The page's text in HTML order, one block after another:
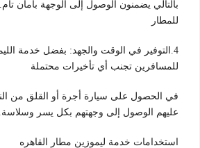
بالتالي يضمنون الوصول إلى الوجهة بأمان
للمطار
4.التوفير في الوقت والجهد: بفضل خدمة
للمسافرين تجنب أي تأخيرات محتملة
في الحصول على سيارة أجرة أو القلق من
عليهم الوصول إلى وجهتهم بكل يسر وسلاسة.
استخدامات خدمة ليموزين مطار القاهره